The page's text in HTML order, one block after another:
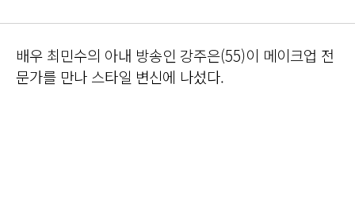
배우 최민수의 아내 방송인 강주은(55)이 메이크업 전
문가를 만나 스타일 변신에 나섰다.